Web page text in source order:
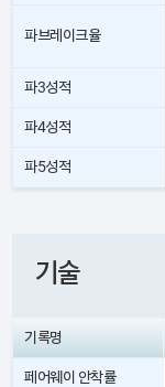
파브레이크율
파3성적
파4성적
파5성적
기술
기록명
페어웨이 안착률